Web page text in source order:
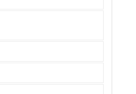
認証品の